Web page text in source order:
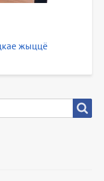
жыццё